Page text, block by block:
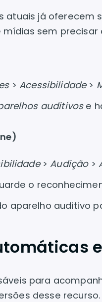
atuais já
sem precisar
>Acessibilidade>
auditivose
>Audição>
o
aparelho auditivo
para
desse recurso.